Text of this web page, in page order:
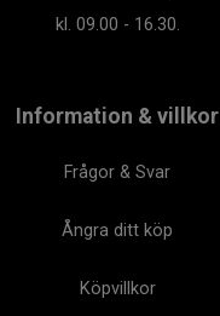
kl. 09.00 - 16.30.
Information & villkor
Frågor & Svar
Ångra ditt köp
Köpvillkor